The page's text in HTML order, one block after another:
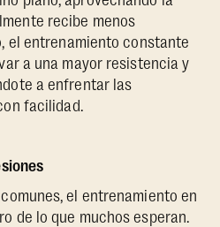
recibe menos
el entrenamiento constante
a una mayor resistencia y
a enfrentar las
facilidad.
el entrenamiento en
de lo que muchos esperan.